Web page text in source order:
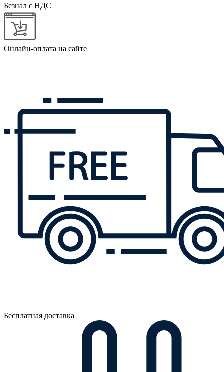
Безнал с НДС
Онлайн-оплата на сайте
Бесплатная доставка